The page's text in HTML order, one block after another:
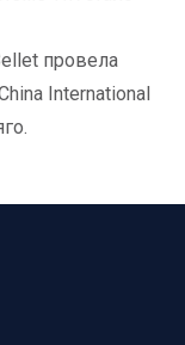
провела
International